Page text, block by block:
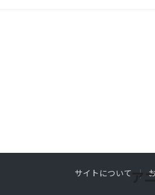
ア
サイトについて